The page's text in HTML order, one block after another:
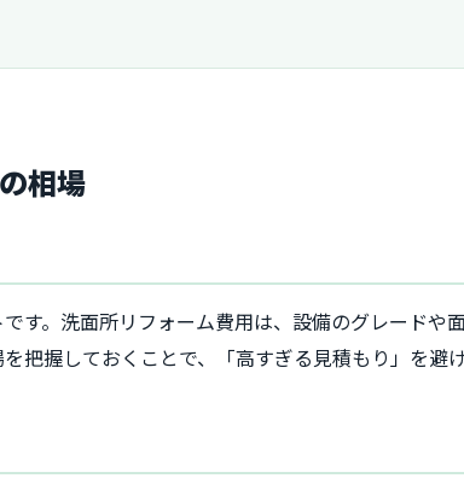
相場
す。洗面所リフォーム費用は、設備のグレードや
握しておくことで、「高すぎる見積もり」を避け